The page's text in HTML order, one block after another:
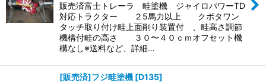
販売済富士トレーラ 畦塗機 ジャイロパワーTD
対応トラクター ２5馬力以上 クボタワン
タッチ取り付け畦上面削り装置付 、畦高さ調節
機構付畦の高さ ３０〜４０ｃｍオフセット機
構なし※送料など、詳細…
[販売済]フジ畦塗機 [D135]